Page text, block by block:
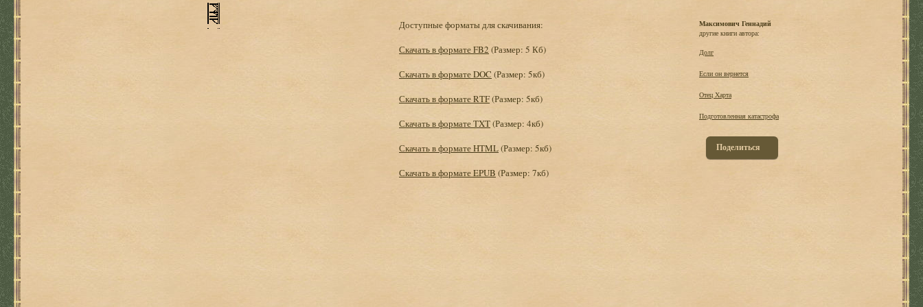
Доступные форматы для скачивания:
Скачать в формате FB2 (Размер: 5 Кб)
Скачать в формате DOC (Размер: 5кб)
Скачать в формате RTF(Размер: 5кб)
Скачать в формате TXT(Размер: 4кб)
Скачать в формате HTML(Размер: 5кб)
Скачать в формате EPUB (Размер: 7кб)
Максимович Геннадий
другие книги автора:
Долг
Если он вернется
Отец Харта
Подготовленная катастрофа
Поделиться